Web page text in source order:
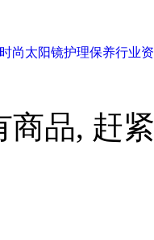
时尚太阳镜护理保养行业
商品, 赶